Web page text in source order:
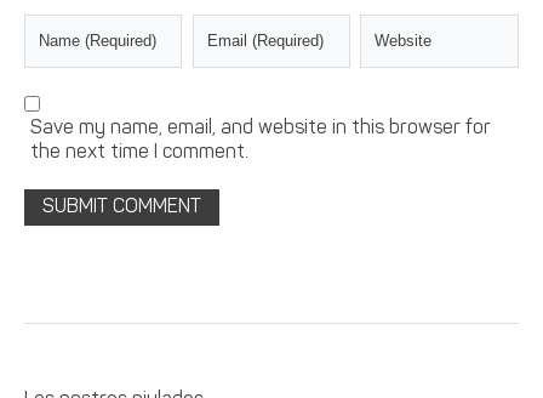
Save my name, email, and website in this browser for
the next time I comment.